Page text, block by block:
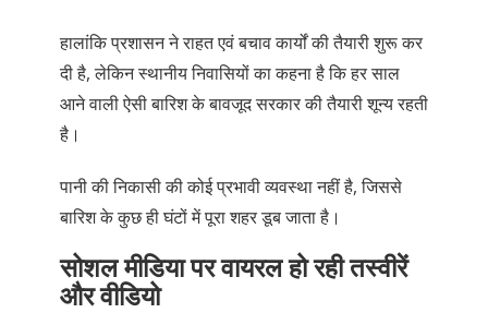
हालांकि प्रशासन ने राहत एवं बचाव कार्यों की तैयारी शुरू कर
दी है, लेकिन स्थानीय निवासियों का कहना है कि हर साल
आने वाली ऐसी बारिश के बावजूद सरकार की तैयारी शून्य रहती
है।
पानी की निकासी की कोई प्रभावी व्यवस्था नहीं है, जिससे
बारिश के कुछ ही घंटों में पूरा शहर डूब जाता है।
सोशल मीडिया पर वायरल हो रही तस्वीरें
और वीडियो